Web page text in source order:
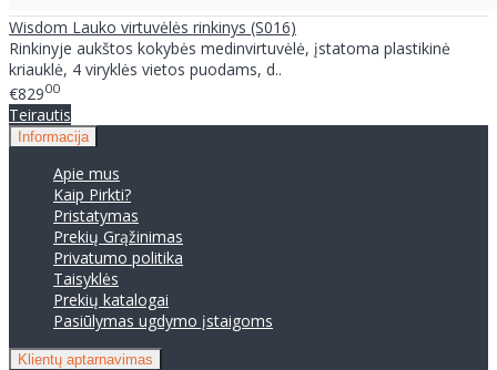
Wisdom Lauko virtuvėlės rinkinys (S016)
Rinkinyje aukštos kokybės medinvirtuvėlė, įstatoma plastikinė
kriauklė, 4 viryklės vietos puodams, d..
€82900
Teirautis
Informacija
Apie mus
Kaip Pirkti?
Pristatymas
Prekių Grąžinimas
Privatumo politika
Taisyklės
Prekių katalogai
Pasiūlymas ugdymo įstaigoms
Klientų aptarnavimas